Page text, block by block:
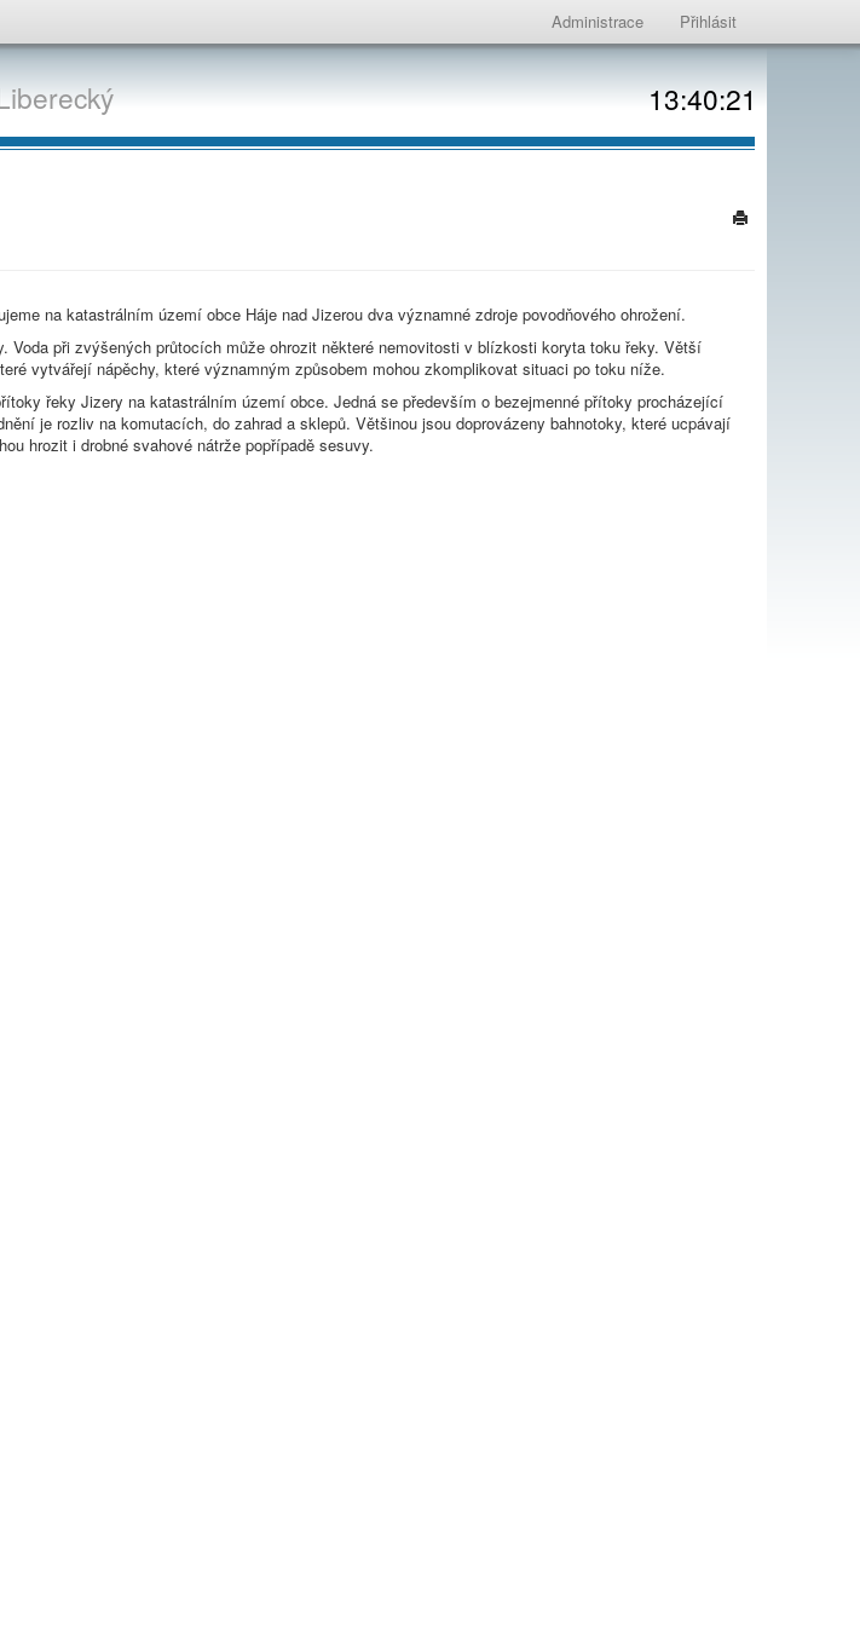
Administrace Přihlásit
13:40:21
na katastrálním území obce Háje nad Jizerou dva významné zdroje povodňového ohrožení.
Voda při zvýšených průtocích může ohrozit některé nemovitosti v blízkosti koryta toku řeky. Větší
vytvářejí nápěchy, které významným způsobem mohou zkomplikovat situaci po toku níže.
řeky Jizery na katastrálním území obce. Jedná se především o bezejmenné přítoky procházející
je rozliv na komutacích, do zahrad a sklepů. Většinou jsou doprovázeny bahnotoky, které ucpávají
hrozit i drobné svahové nátrže popřípadě sesuvy.